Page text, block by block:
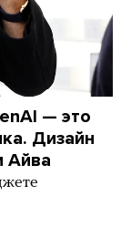
— это
Дизайн
Айва